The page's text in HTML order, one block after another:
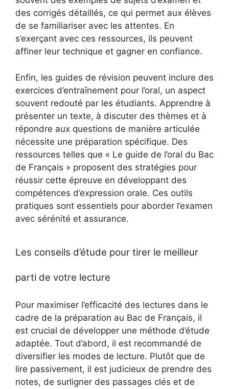
des corrigés détaillés, ce qui permet aux élèves
de se familiariser avec les attentes. En
s’exerçant avec ces ressources, ils peuvent
affiner leur technique et gagner en confiance.
Enfin, les guides de révision peuvent inclure des
exercices d’entraînement pour l’oral, un aspect
souvent redouté par les étudiants. Apprendre à
présenter un texte, à discuter des thèmes et à
répondre aux questions de manière articulée
nécessite une préparation spécifique. Des
ressources telles que « Le guide de l’oral du Bac
de Français » proposent des stratégies pour
réussir cette épreuve en développant des
compétences d’expression orale. Ces outils
pratiques sont essentiels pour aborder l’examen
avec sérénité et assurance.
Les conseils d’étude pour tirer le meilleur
parti de votre lecture
Pour maximiser l’efficacité des lectures dans le
cadre de la préparation au Bac de Français, il
est crucial de développer une méthode d’étude
adaptée. Tout d’abord, il est recommandé de
diversifier les modes de lecture. Plutôt que de
lire passivement, il est judicieux de prendre des
notes, de surligner des passages clés et de